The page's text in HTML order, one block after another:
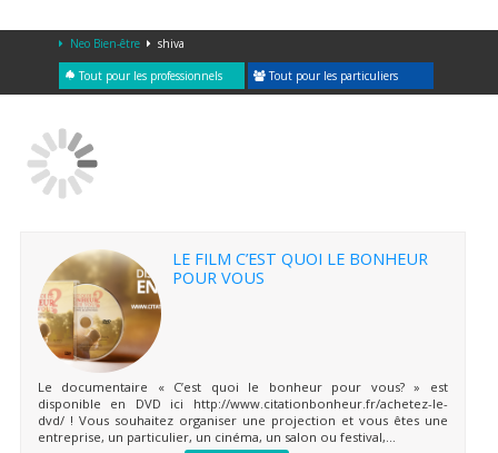
Neo Bien-être shiva
Tout pour les professionnels Tout pour les particuliers
LE FILM C’EST QUOI LE BONHEUR
POUR VOUS
Le documentaire « C’est quoi le bonheur pour vous? » est
disponible en DVD ici http://www.citationbonheur.fr/achetez-le-
dvd/ ! Vous souhaitez organiser une projection et vous êtes une
entreprise, un particulier, un cinéma, un salon ou festival,...